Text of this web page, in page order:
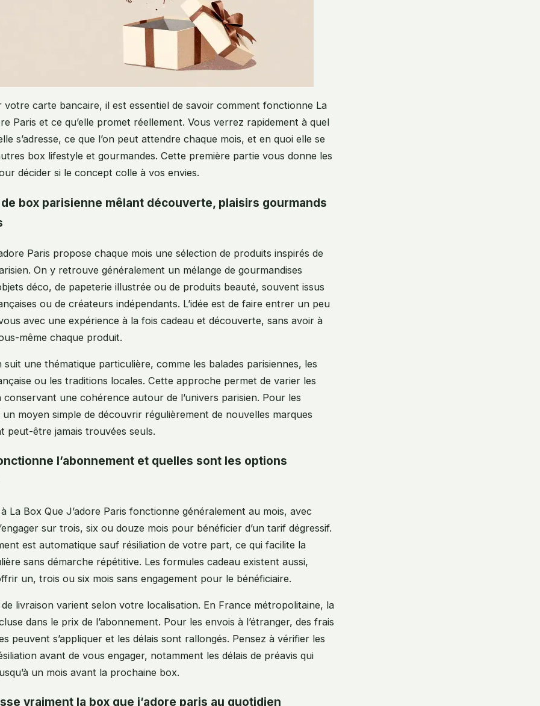
votre carte bancaire, il est essentiel de savoir comment fonctionne La
Paris et ce qu’elle promet réellement. Vous verrez rapidement à quel
s’adresse, ce que l’on peut attendre chaque mois, et en quoi elle se
box lifestyle et gourmandes. Cette première partie vous donne les
décider si le concept colle à vos envies.
box parisienne mêlant découverte, plaisirs gourmands
Paris propose chaque mois une sélection de produits inspirés de
On y retrouve généralement un mélange de gourmandises
déco, de papeterie illustrée ou de produits beauté, souvent issus
ou de créateurs indépendants. L’idée est de faire entrer un peu
avec une expérience à la fois cadeau et découverte, sans avoir à
même chaque produit.
suit une thématique particulière, comme les balades parisiennes, les
ou les traditions locales. Cette approche permet de varier les
conservant une cohérence autour de l’univers parisien. Pour les
un moyen simple de découvrir régulièrement de nouvelles marques
peut-être jamais trouvées seuls.
l’abonnement et quelles sont les options
à La Box Que J’adore Paris fonctionne généralement au mois, avec
sur trois, six ou douze mois pour bénéficier d’un tarif dégressif.
est automatique sauf résiliation de votre part, ce qui facilite la
sans démarche répétitive. Les formules cadeau existent aussi,
un, trois ou six mois sans engagement pour le bénéficiaire.
livraison varient selon votre localisation. En France métropolitaine, la
dans le prix de l’abonnement. Pour les envois à l’étranger, des frais
peuvent s’appliquer et les délais sont rallongés. Pensez à vérifier les
avant de vous engager, notamment les délais de préavis qui
un mois avant la prochaine box.
vraiment la box que j’adore paris au quotidien